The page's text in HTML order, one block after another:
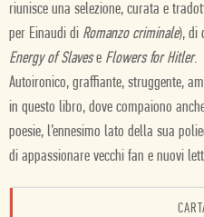
riunisce una selezione, curata e
per Einaudi di Romanzo criminale), di
Energy of Slavese Flowers for Hitler.
Autoironico, graffiante, struggente,
in questo libro, dove compaiono
poesie, l’ennesimo lato della sua
di appassionare vecchi fan e nuovi